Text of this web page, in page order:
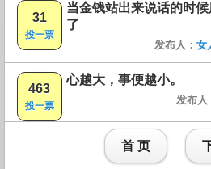
31
投一票
当金钱站出来说话的时
了
发布人： 女
463
投一票
心越大，事便越小。
发布人
首 页